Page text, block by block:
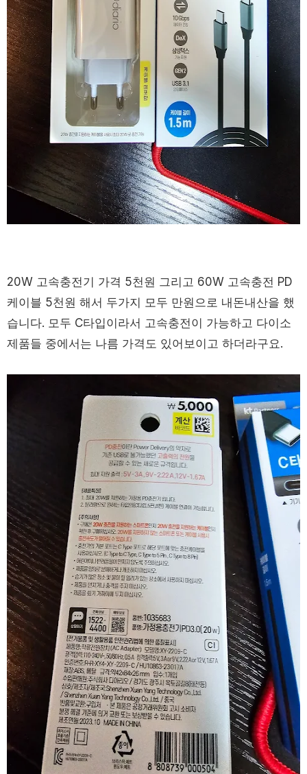
20W 고속충전기 가격 5천원 그리고 60W 고속충전 PD
케이블 5천원 해서 두가지 모두 만원으로 내돈내산을 했
습니다. 모두 C타입이라서 고속충전이 가능하고 다이소
제품들 중에서는 나름 가격도 있어보이고 하더라구요.